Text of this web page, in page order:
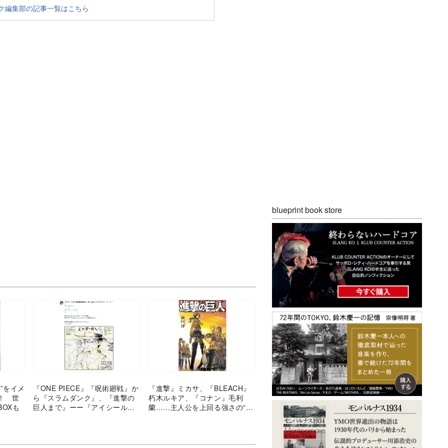
編集部の記事一覧はこちら
をイメ
世
も
『ONE PIECE』『呪術廻戦』か
ら『スラムダンク』、『進撃の
巨人まで』ーー『アイシールド
『進撃』ミカサ、『BLEACH』
朽木ルキア、『コナン』毛利
蘭……主人公を上回る強さの“実
blueprint book store